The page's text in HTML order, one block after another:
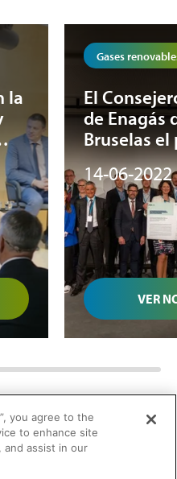
la
Gases
El
de Enagás
Bruselas
ibérico en
hidrógeno
14-06-2022
VER
01
you agree to the
to enhance site
and assist in our